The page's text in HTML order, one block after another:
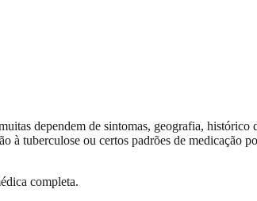
dependem de sintomas, geografia, histórico
à tuberculose ou certos padrões de medicação
completa.